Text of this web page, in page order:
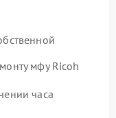
мфу Ricoh
часа